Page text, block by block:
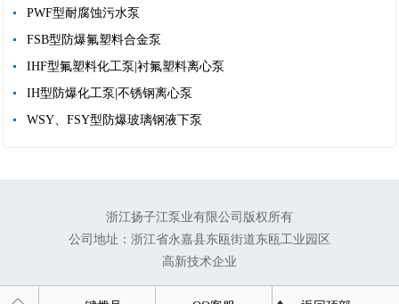
PWF型耐腐蚀污水泵
FSB型防爆氟塑料合金泵
IHF型氟塑料化工泵|衬氟塑料离心泵
IH型防爆化工泵|不锈钢离心泵
WSY、FSY型防爆玻璃钢液下泵
浙江扬子江泵业有限公司版权所有
公司地址：浙江省永嘉县东瓯街道东瓯工业园区
高新技术企业